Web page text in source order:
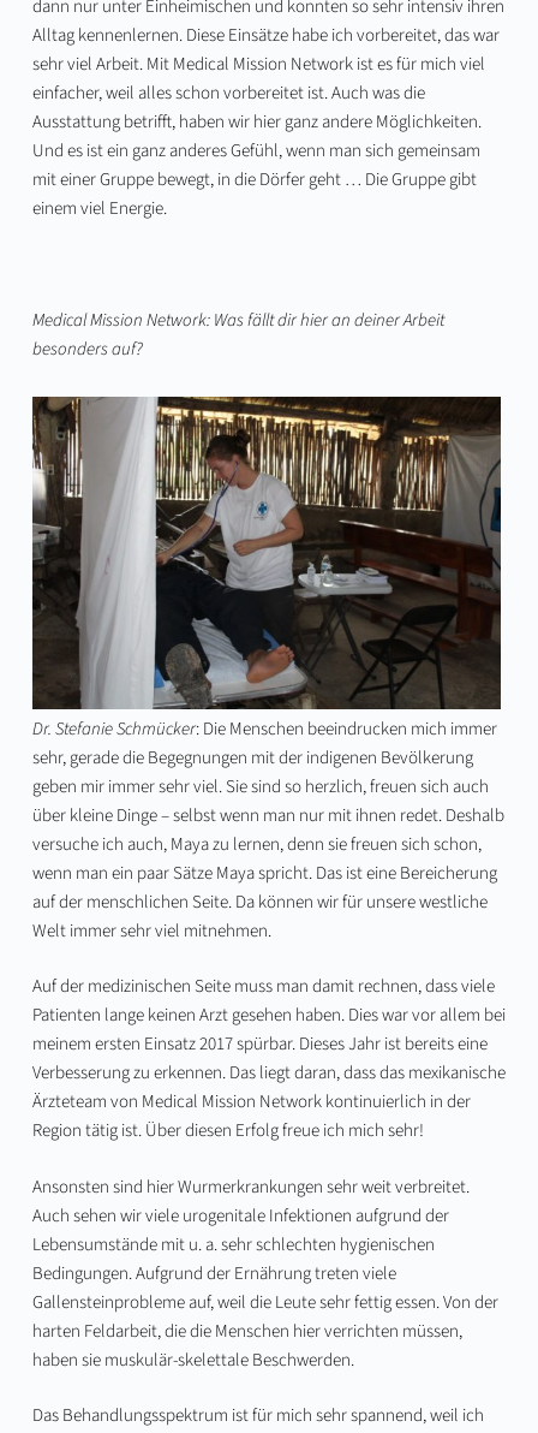
dann nur unter Einheimischen und konnten so sehr intensiv ihren
Alltag kennenlernen. Diese Einsätze habe ich vorbereitet, das war
sehr viel Arbeit. Mit Medical Mission Network ist es für mich viel
einfacher, weil alles schon vorbereitet ist. Auch was die
Ausstattung betrifft, haben wir hier ganz andere Möglichkeiten.
Und es ist ein ganz anderes Gefühl, wenn man sich gemeinsam
mit einer Gruppe bewegt, in die Dörfer geht … Die Gruppe gibt
einem viel Energie.
Medical Mission Network: Was fällt dir hier an deiner Arbeit
besonders auf?
Dr. Stefanie Schmücker: Die Menschen beeindrucken mich immer
sehr, gerade die Begegnungen mit der indigenen Bevölkerung
geben mir immer sehr viel. Sie sind so herzlich, freuen sich auch
über kleine Dinge – selbst wenn man nur mit ihnen redet. Deshalb
versuche ich auch, Maya zu lernen, denn sie freuen sich schon,
wenn man ein paar Sätze Maya spricht. Das ist eine Bereicherung
auf der menschlichen Seite. Da können wir für unsere westliche
Welt immer sehr viel mitnehmen.
Auf der medizinischen Seite muss man damit rechnen, dass viele
Patienten lange keinen Arzt gesehen haben. Dies war vor allem bei
meinem ersten Einsatz 2017 spürbar. Dieses Jahr ist bereits eine
Verbesserung zu erkennen. Das liegt daran, dass das mexikanische
Ärzteteam von Medical Mission Network kontinuierlich in der
Region tätig ist. Über diesen Erfolg freue ich mich sehr!
Ansonsten sind hier Wurmerkrankungen sehr weit verbreitet.
Auch sehen wir viele urogenitale Infektionen aufgrund der
Lebensumstände mit u. a. sehr schlechten hygienischen
Bedingungen. Aufgrund der Ernährung treten viele
Gallensteinprobleme auf, weil die Leute sehr fettig essen. Von der
harten Feldarbeit, die die Menschen hier verrichten müssen,
haben sie muskulär-skelettale Beschwerden.
Das Behandlungsspektrum ist für mich sehr spannend, weil ich